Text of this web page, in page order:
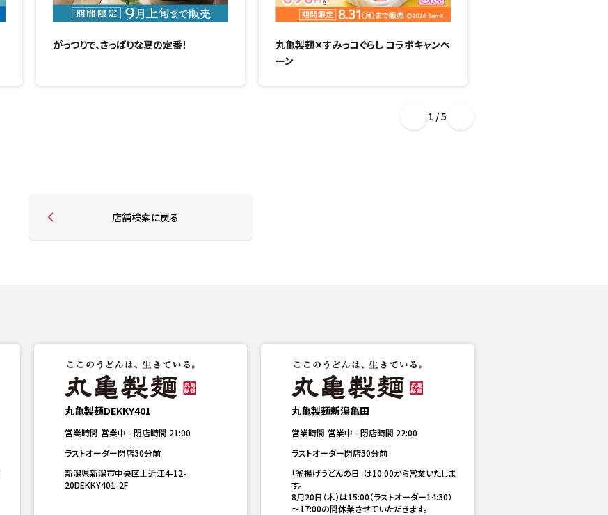
がっつりで、さっぱりな夏の定番！
丸亀製麺✕すみっコぐらし コラボキャンペ
ーン
1 / 5
店舗検索に戻る
丸亀製麺DEKKY401
営業時間 営業中 - 閉店時間 21:00
ラストオーダー閉店30分前
新潟県新潟市中央区上近江4-12-
20DEKKY401-2F
丸亀製麺新潟亀田
営業時間 営業中 -閉店時間 22:00
ラストオーダー閉店30分前
「釜揚げうどんの日」は10:00から営業いたしま
す。
8月20日（木）は15:00（ラストオーダー14:30）
～17:00の間休業させていただきます。